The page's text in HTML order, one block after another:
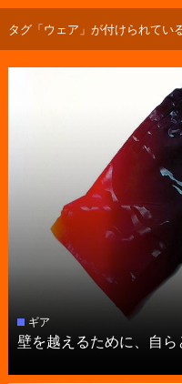
タグ「ウェア」が付けられてい
ギア
壁を越えるために、自